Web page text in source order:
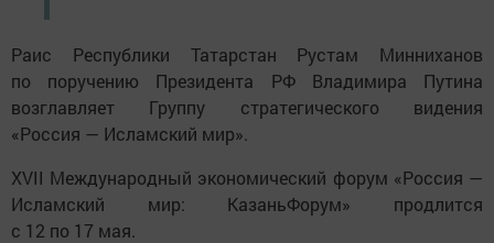
Раис Республики Татарстан Рустам Минниханов
по поручению Президента РФ Владимира Путина
возглавляет Группу стратегического видения
«Россия — Исламский мир».
ХVII Международный экономический форум «Россия —
Исламский мир: КазаньФорум» продлится
с 12 по 17 мая.